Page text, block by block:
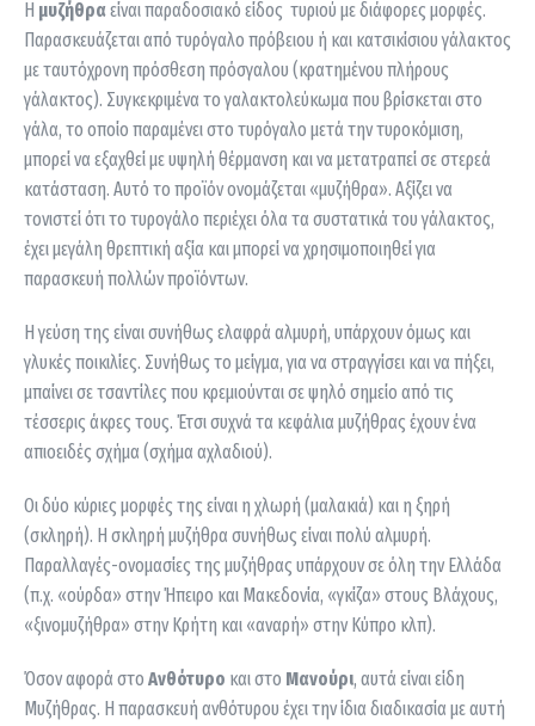
Η μυζήθραείναι παραδοσιακό είδος τυριού με διάφορες μορφές.
Παρασκευάζεται από τυρόγαλο πρόβειου ή και κατσικίσιου γάλακτος
με ταυτόχρονη πρόσθεση πρόσγαλου (κρατημένου πλήρους
γάλακτος). Συγκεκριμένα το γαλακτολεύκωμα που βρίσκεται στο
γάλα, το οποίο παραμένει στο τυρόγαλο μετά την τυροκόμιση,
μπορεί να εξαχθεί με υψηλή θέρμανση και να μετατραπεί σε στερεά
κατάσταση. Αυτό το προϊόν ονομάζεται «μυζήθρα». Αξίζει να
τονιστεί ότι το τυρογάλο περιέχει όλα τα συστατικά του γάλακτος,
έχει μεγάλη θρεπτική αξία και μπορεί να χρησιμοποιηθεί για
παρασκευή πολλών προϊόντων.
Η γεύση της είναι συνήθως ελαφρά αλμυρή, υπάρχουν όμως και
γλυκές ποικιλίες. Συνήθως το μείγμα, για να στραγγίσει και να πήξει,
μπαίνει σε τσαντίλες που κρεμιούνται σε ψηλό σημείο από τις
τέσσερις άκρες τους. Έτσι συχνά τα κεφάλια μυζήθρας έχουν ένα
απιοειδές σχήμα (σχήμα αχλαδιού).
Οι δύο κύριες μορφές της είναι η χλωρή (μαλακιά) και η ξηρή
(σκληρή). Η σκληρή μυζήθρα συνήθως είναι πολύ αλμυρή.
Παραλλαγές-ονομασίες της μυζήθρας υπάρχουν σε όλη την Ελλάδα
(π.χ. «ούρδα» στην Ήπειρο και Μακεδονία, «γκίζα» στους Βλάχους,
«ξινομυζήθρα» στην Κρήτη και «αναρή» στην Κύπρο κλπ).
Όσον αφορά στο Ανθότυρο και στο Μανούρι, αυτά είναι είδη
Μυζήθρας. Η παρασκευή ανθότυρου έχει την ίδια διαδικασία με αυτή